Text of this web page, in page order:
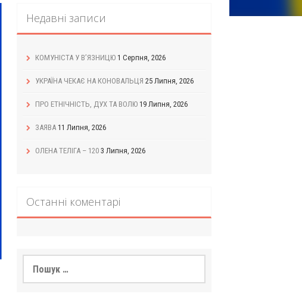
Недавні записи
КОМУНІСТА У В’ЯЗНИЦЮ 1 Серпня, 2026
УКРАЇНА ЧЕКАЄ НА КОНОВАЛЬЦЯ 25 Липня, 2026
ПРО ЕТНІЧНІСТЬ, ДУХ ТА ВОЛЮ 19 Липня, 2026
ЗАЯВА 11 Липня, 2026
ОЛЕНА ТЕЛІГА – 120 3 Липня, 2026
Останні коментарі